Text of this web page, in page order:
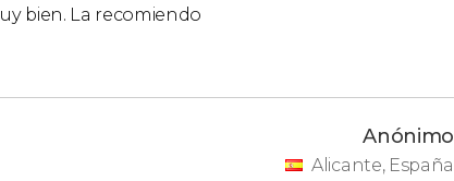
bien. La recomiendo
Anónimo
Alicante, España